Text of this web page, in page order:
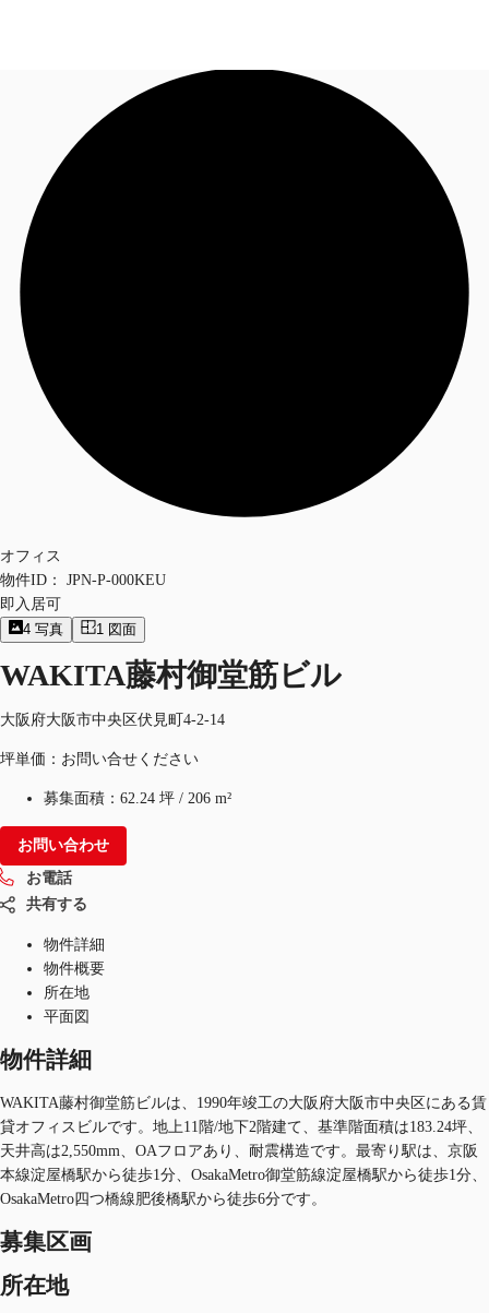
オフィス・事務所
倉庫・物流センター
お電話
オフィス
物件ID：
JPN-P-000KEU
即入居可
4 写真 1 図面
WAKITA藤村御堂筋ビル
大阪府大阪市中央区伏見町4-2-14
坪単価：お問い合せください
募集面積： 62.24 坪 / 206 m²
お問い合わせ
お電話
共有する
物件詳細
物件概要
所在地
平面図
物件詳細
WAKITA藤村御堂筋ビルは、1990年竣工の大阪府大阪市中央区にある賃
貸オフィスビルです。地上11階/地下2階建て、基準階面積は183.24坪、
天井高は2,550mm、OAフロアあり、耐震構造です。最寄り駅は、京阪
本線淀屋橋駅から徒歩1分、OsakaMetro御堂筋線淀屋橋駅から徒歩1分、
OsakaMetro四つ橋線肥後橋駅から徒歩6分です。
募集区画
所在地